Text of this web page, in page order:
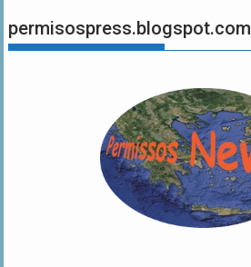
permisospress.blogspot.com